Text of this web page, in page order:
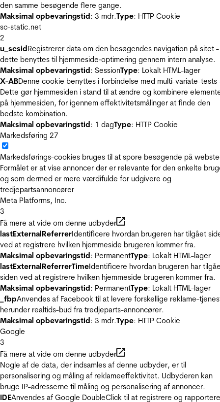
den samme besøgende flere gange.
Maksimal opbevaringstid: 3 mdr.Type: HTTP Cookie
sc-static.net
2
u_scsidRegistrerer data om den besøgendes navigation på sitet -
dette benyttes til hjemmeside‐optimering gennem intern analyse.
Maksimal opbevaringstid: SessionType: Lokalt HTML-lager
X-ABDenne cookie benyttes i forbindelse med multi-variate-tests
Dette gør hjemmesiden i stand til at ændre og kombinere
på hjemmesiden, for igennem effektivitetsmålinger at finde den
bedste kombination.
Maksimal opbevaringstid: 1 dagType: HTTP Cookie
Markedsføring 27
Markedsførings-cookies bruges til at spore besøgende på
Formålet er at vise annoncer der er relevante for den enkelte
og som dermed er mere værdifulde for udgivere og
tredjepartsannoncører
Meta Platforms, Inc.
3
Få mere at vide om denne udbyder
lastExternalReferrerIdentificere hvordan brugeren har tilgået
ved at registrere hvilken hjemmeside brugeren kommer fra.
Maksimal opbevaringstid: PermanentType: Lokalt HTML-lager
lastExternalReferrerTimeIdentificere hvordan brugeren har
siden ved at registrere hvilken hjemmeside brugeren kommer fra.
Maksimal opbevaringstid: PermanentType: Lokalt HTML-lager
_fbpAnvendes af Facebook til at levere forskellige reklame-
herunder realtids-bud fra tredjeparts-annoncører.
Maksimal opbevaringstid: 3 mdr.Type: HTTP Cookie
Google
3
Få mere at vide om denne udbyder
Nogle af de data, der indsamles af denne udbyder, er til
personalisering og måling af reklameeffektivitet. Udbyderen kan
bruge IP-adresserne til måling og personalisering af annoncer.
IDEAnvendes af Google DoubleClick til at registrere og